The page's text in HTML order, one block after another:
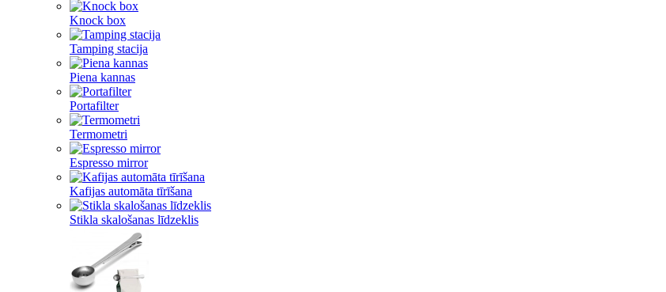
Knock box
Tamping stacija
Piena kannas
Portafilter
Termometri
Espresso mirror
Kafijas automāta tīrīšana
Stikla skalošanas līdzeklis